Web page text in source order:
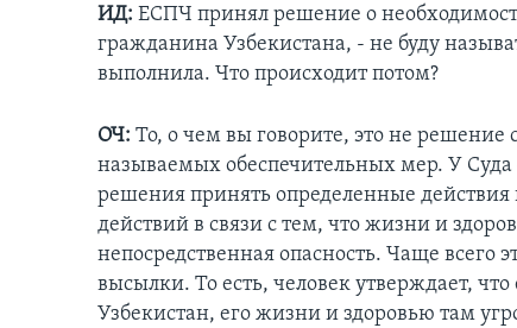
ИД: ЕСПЧ принял решение о
гражданина Узбекистана, - не буду
выполнила. Что происходит потом?
ОЧ: То, о чем вы говорите, это не решение
называемых обеспечительных мер. У
решения принять определенные действия
действий в связи с тем, что жизни и
непосредственная опасность. Чаще всего
высылки. То есть, человек утверждает,
Узбекистан, его жизни и здоровью там